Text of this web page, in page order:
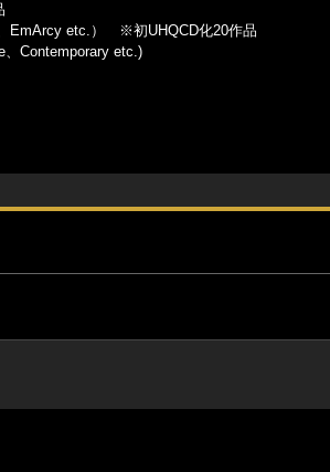
EmArcy etc.） ※初UHQCD化20作品
Contemporary etc.)